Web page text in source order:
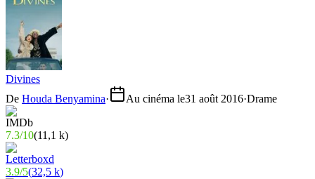
Divines
De Houda Benyamina· Au cinéma le31 août 2016·Drame
7.3/10(11,1 k)
3.9/5(32,5 k)